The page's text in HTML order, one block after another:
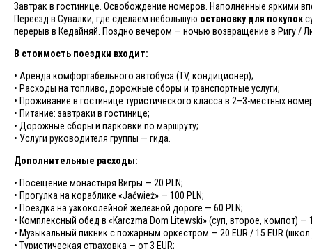
Завтрак в гостинице. Освобождение номеров. Наполненные яркими
Переезд в Сувалки, где сделаем небольшую остановку для покупок
перерыв в Кедайняй. Поздно вечером — ночью возвращение в Ригу /
В стоимость поездки входит:
• Аренда комфортабельного автобуса (TV, кондиционер);
• Расходы на топливо, дорожные сборы и транспортные услуги;
• Проживание в гостинице туристического класса в 2–3-местных
• Питание: завтраки в гостинице;
• Дорожные сборы и парковки по маршруту;
• Услуги руководителя группы — гида.
Дополнительные расходы:
• Посещение монастыря Вигры — 20 PLN;
• Прогулка на кораблике «Jaćwież» — 100 PLN;
• Поездка на узкоколейной железной дороге — 60 PLN;
• Комплексный обед в «Karczma Dom Litewski» (суп, второе, компот) —
• Музыкальный пикник с пожарным оркестром — 20 EUR / 15 EUR
• Туристическая страховка — от 3 EUR;